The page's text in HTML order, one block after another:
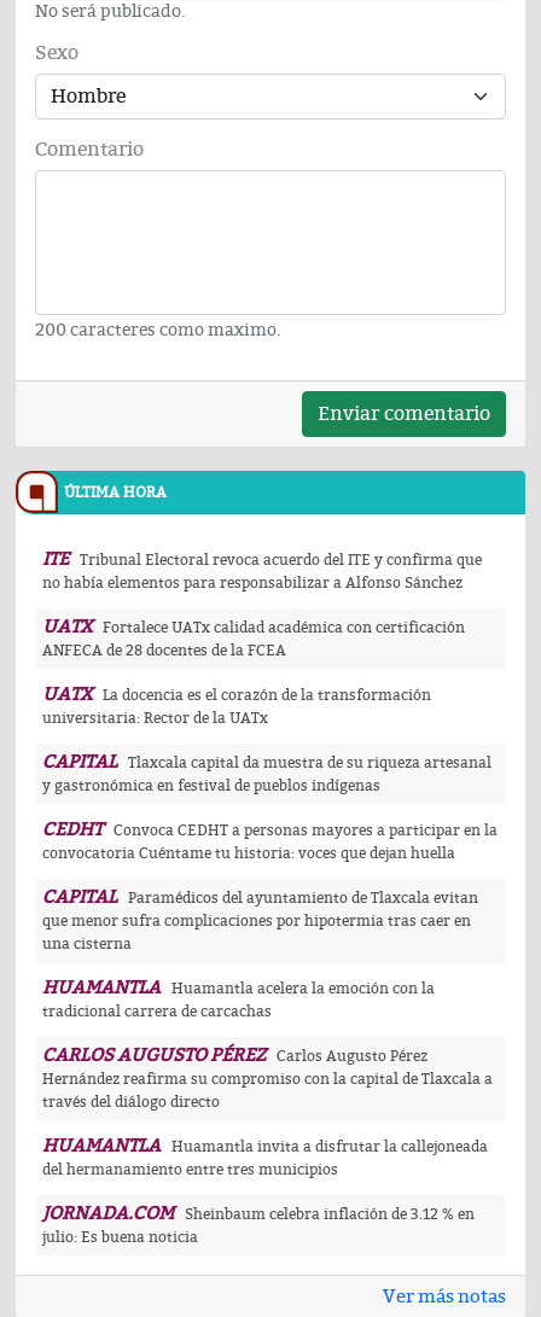
No será publicado.
Sexo
Comentario
200 caracteres como maximo.
Enviar comentario
ÚLTIMA HORA
ITE
Tribunal Electoral revoca acuerdo del ITE y confirma que
no había elementos para responsabilizar a Alfonso Sánchez
UATX
Fortalece UATx calidad académica con certificación
ANFECA de 28 docentes de la FCEA
UATX
La docencia es el corazón de la transformación
universitaria: Rector de la UATx
CAPITAL
Tlaxcala capital da muestra de su riqueza artesanal
y gastronómica en festival de pueblos indígenas
CEDHT
Convoca CEDHT a personas mayores a participar en la
convocatoria Cuéntame tu historia: voces que dejan huella
CAPITAL
Paramédicos del ayuntamiento de Tlaxcala evitan
que menor sufra complicaciones por hipotermia tras caer en
una cisterna
HUAMANTLA
Huamantla acelera la emoción con la
tradicional carrera de carcachas
CARLOS AUGUSTO PÉREZ
Carlos Augusto Pérez
Hernández reafirma su compromiso con la capital de Tlaxcala a
través del diálogo directo
HUAMANTLA
Huamantla invita a disfrutar la callejoneada
del hermanamiento entre tres municipios
JORNADA.COM
Sheinbaum celebra inflación de 3.12 % en
julio: Es buena noticia
Ver más notas